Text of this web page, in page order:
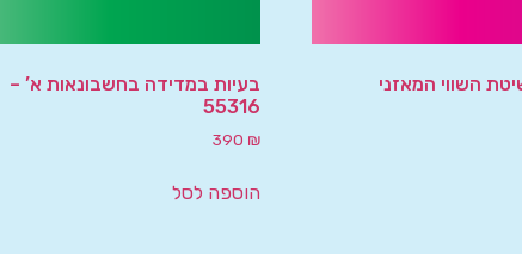
בעיות במדידה בחשבונאות א’ –
55316
390 ₪
הוספה לסל